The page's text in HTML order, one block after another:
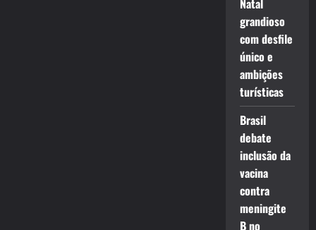
Natal
grandioso
com desfile
único e
ambições
turísticas
Brasil
debate
inclusão da
vacina
contra
meningite
B no